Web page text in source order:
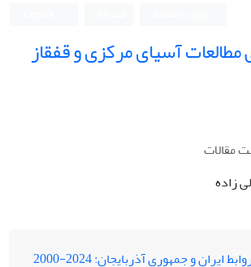
آسیای مرکزی و قفقاز
مقالات
زاده